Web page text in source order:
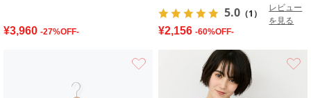
¥3,960 -27%OFF-
5.0 （1）
レビュー
を見る
¥2,156 -60%OFF-